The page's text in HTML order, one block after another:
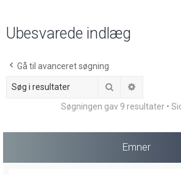
Ubesvarede indlæg
Gå til avanceret søgning
Søg
Søgningen gav 9 resultater •
Emner